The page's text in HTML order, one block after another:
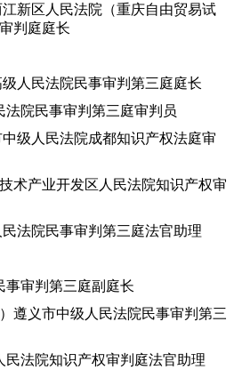
区人民法院（重庆自由贸易试
判庭庭长
民法院民事审判第三庭庭长
院民事审判第三庭审判员
人民法院成都知识产权法庭审
产业开发区人民法院知识产权审
院民事审判第三庭法官助理
审判第三庭副庭长
义市中级人民法院民事审判第三
法院知识产权审判庭法官助理